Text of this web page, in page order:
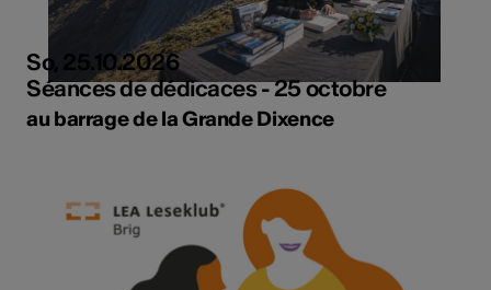
So, 25.10.2026
Séances de dédicaces - 25 octobre
au barrage de la Grande Dixence